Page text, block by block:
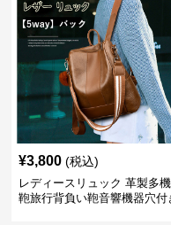
¥3,800 (税込)
レディースリュック 革製多
鞄旅行背負い鞄音響機器穴付